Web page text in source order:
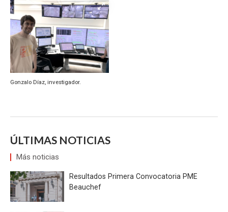
Gonzalo Díaz, investigador.
ÚLTIMAS NOTICIAS
Más noticias
Resultados Primera Convocatoria PME
Beauchef